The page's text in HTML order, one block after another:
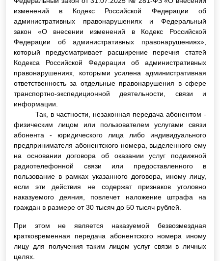
изменений в Кодекс Российской Федерации об
административных правонарушениях и Федеральный
закон «О внесении изменений в Кодекс Российской
Федерации об административных правонарушениях»,
который предусматривает расширение перечня статей
Кодекса Российской Федерации об административных
правонарушениях, которыми усилена административная
ответственность за отдельные правонарушения в сфере
транспортно-экспедиционной деятельности, связи и
информации.
Так, в частности, незаконная передача абонентом -
физическим лицом или пользователем услугами связи
абонента - юридического лица либо индивидуального
предпринимателя абонентского номера, выделенного ему
на основании договора об оказании услуг подвижной
радиотелефонной связи или предоставленного в
пользование в рамках указанного договора, иному лицу,
если эти действия не содержат признаков уголовно
наказуемого деяния, повлечет наложение штрафа на
граждан в размере от 30 тысяч до 50 тысяч рублей.
При этом не является наказуемой безвозмездная
кратковременная передача абонентского номера иному
лицу для получения таким лицом услуг связи в личных
целях.